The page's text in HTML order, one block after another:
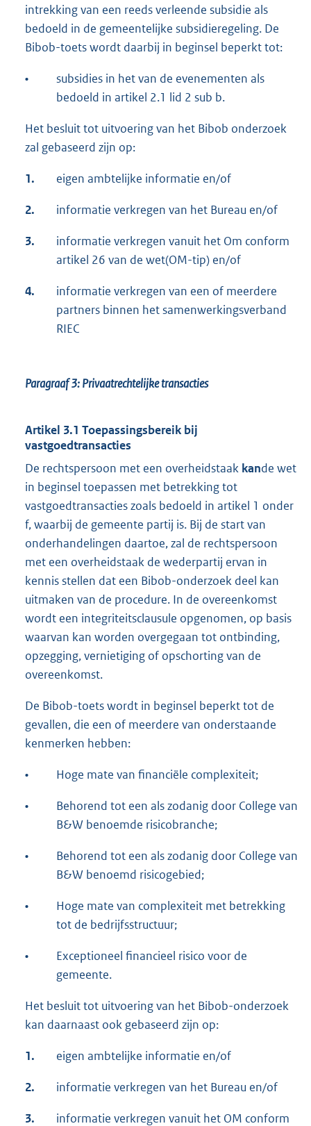
intrekking van een reeds verleende subsidie als
bedoeld in de gemeentelijke subsidieregeling. De
Bibob-toets wordt daarbij in beginsel beperkt tot:
•
subsidies in het van de evenementen als
bedoeld in artikel 2.1 lid 2 sub b.
Het besluit tot uitvoering van het Bibob onderzoek
zal gebaseerd zijn op:
1. eigen ambtelijke informatie en/of
2. informatie verkregen van het Bureau en/of
3.
informatie verkregen vanuit het Om conform
artikel 26 van de wet(OM-tip) en/of
4.
informatie verkregen van een of meerdere
partners binnen het samenwerkingsverband
RIEC
Paragraaf 3:Privaatrechtelijke transacties
Artikel 3.1 Toepassingsbereik bij
vastgoedtransacties
De rechtspersoon met een overheidstaak kande wet
in beginsel toepassen met betrekking tot
vastgoedtransacties zoals bedoeld in artikel 1 onder
f, waarbij de gemeente partij is. Bij de start van
onderhandelingen daartoe, zal de rechtspersoon
met een overheidstaak de wederpartij ervan in
kennis stellen dat een Bibob-onderzoek deel kan
uitmaken van de procedure. In de overeenkomst
wordt een integriteitsclausule opgenomen, op basis
waarvan kan worden overgegaan tot ontbinding,
opzegging, vernietiging of opschorting van de
overeenkomst.
De Bibob-toets wordt in beginsel beperkt tot de
gevallen, die een of meerdere van onderstaande
kenmerken hebben:
• Hoge mate van financiële complexiteit;
•
Behorend tot een als zodanig door College van
B&W benoemde risicobranche;
•
Behorend tot een als zodanig door College van
B&W benoemd risicogebied;
•
Hoge mate van complexiteit met betrekking
tot de bedrijfsstructuur;
•
Exceptioneel financieel risico voor de
gemeente.
Het besluit tot uitvoering van het Bibob-onderzoek
kan daarnaast ook gebaseerd zijn op:
1. eigen ambtelijke informatie en/of
2. informatie verkregen van het Bureau en/of
3. informatie verkregen vanuit het OM conform